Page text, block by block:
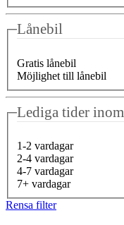
Lånebil
Gratis lånebil
Möjlighet till lånebil
Lediga tider inom
1-2 vardagar
2-4 vardagar
4-7 vardagar
7+ vardagar
Rensa filter